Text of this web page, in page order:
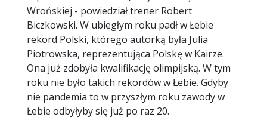
Wrońskiej - powiedział trener Robert
Biczkowski. W ubiegłym roku padł w Łebie
rekord Polski, którego autorką była Julia
Piotrowska, reprezentująca Polskę w Kairze.
Ona już zdobyła kwalifikację olimpijską. W tym
roku nie było takich rekordów w Łebie. Gdyby
nie pandemia to w przyszłym roku zawody w
Łebie odbyłyby się już po raz 20.